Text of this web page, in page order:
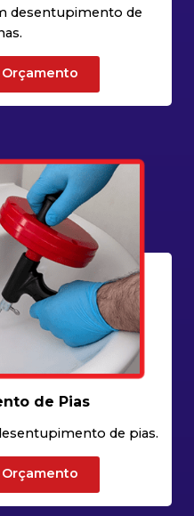
desentupimento de
de Pias
de pias.